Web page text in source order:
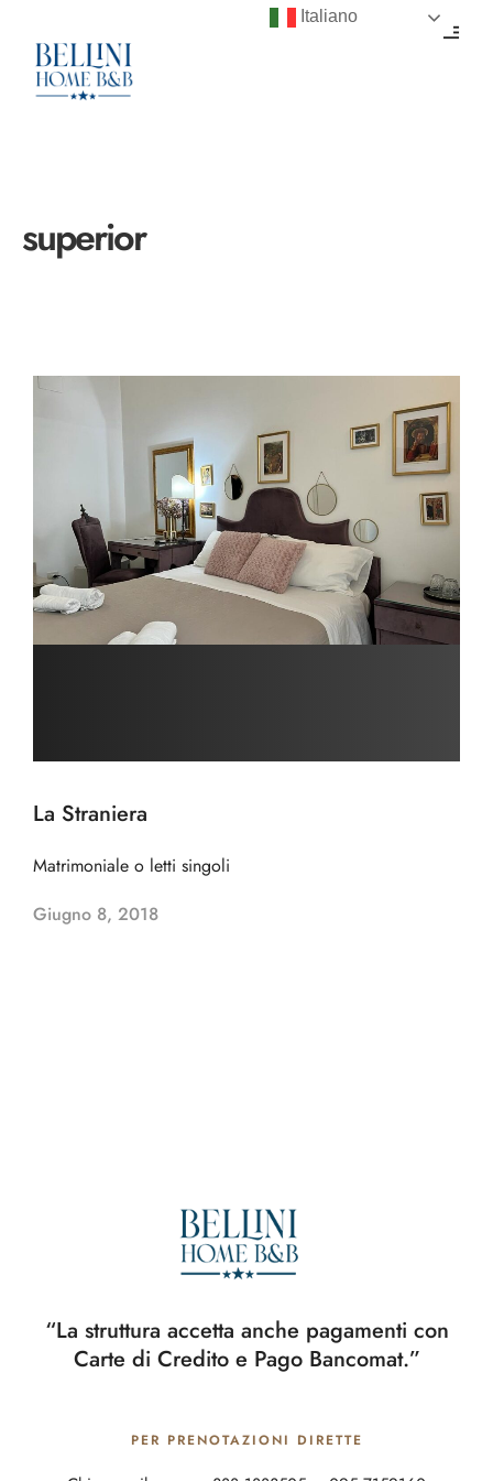
superior
La Straniera
Matrimoniale o letti singoli
Giugno 8, 2018
“La struttura accetta anche pagamenti con
Carte di Credito e Pago Bancomat.”
PER PRENOTAZIONI DIRETTE
Italiano